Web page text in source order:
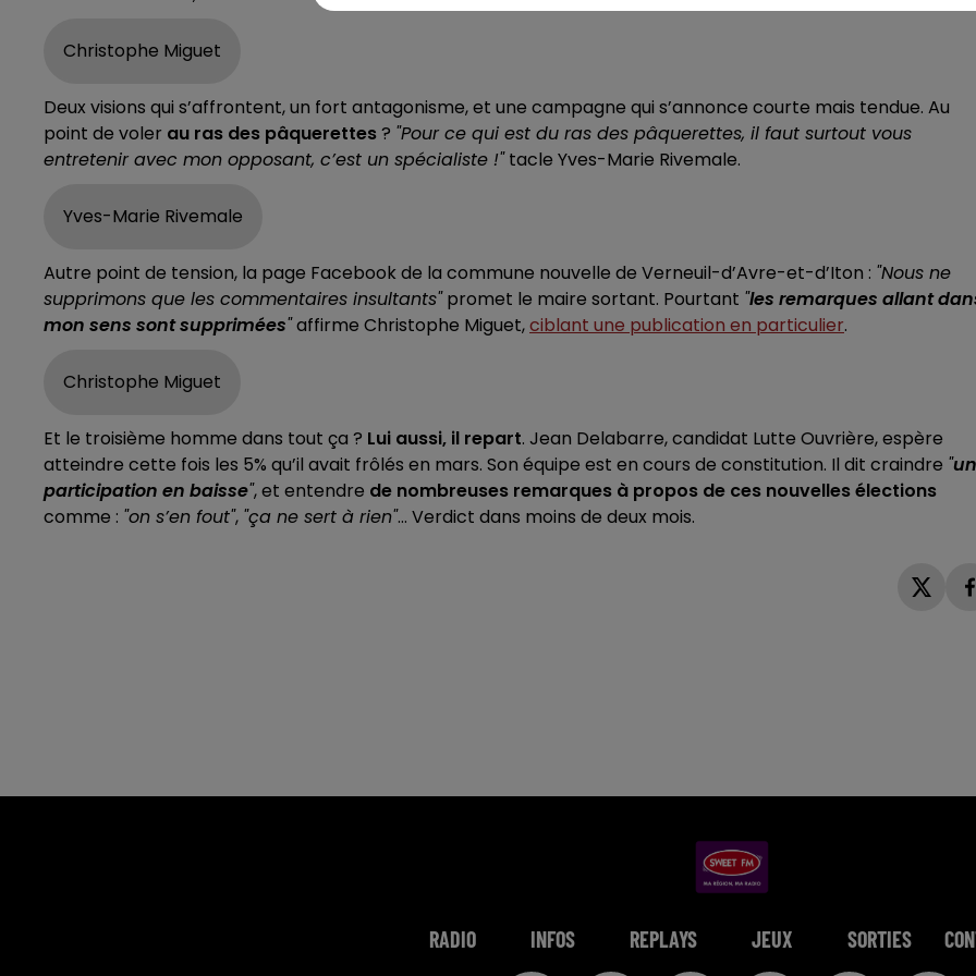
Christophe Miguet
Deux visions qui s’affrontent, un fort antagonisme, et une campagne qui s’annonce courte mais tendue. Au
point de voler au ras des pâquerettes? "Pour ce qui est du ras des pâquerettes, il faut surtout vous
entretenir avec mon opposant, c’est un spécialiste !"tacle Yves-Marie Rivemale.
Yves-Marie Rivemale
Autre point de tension, la page Facebook de la commune nouvelle de Verneuil-d’Avre-et-d’Iton : "Nous ne
supprimons que les commentaires insultants"promet le maire sortant. Pourtant "les remarques allant
mon sens sont supprimées"affirme Christophe Miguet,ciblant une publication en particulier.
Christophe Miguet
Et le troisième homme dans tout ça ? Lui aussi, il repart. Jean Delabarre, candidat Lutte Ouvrière, espère
atteindre cette fois les 5% qu’il avait frôlés en mars. Son équipe est en cours de constitution. Il dit craindre "
participation en baisse", et entendre de nombreuses remarques à propos de ces nouvelles élections
comme : "on s’en fout", "ça ne sert à rien"... Verdict dans moins de deux mois.
RADIO INFOS REPLAYS JEUX SORTIES